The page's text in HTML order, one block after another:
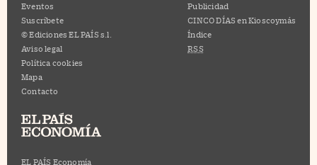
Eventos
Suscríbete
© Ediciones EL PAÍS s.l.
Aviso legal
Política cookies
Mapa
Contacto
Publicidad
CINCO DÍAS en Kioscoymás
Índice
RSS
EL PAÍS Economía